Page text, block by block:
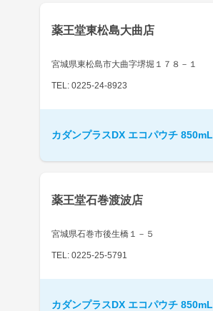
薬王堂東松島大曲店
宮城県東松島市大曲字堺堀１７８－１
TEL: 0225-24-8923
カダンプラスDX エコパウチ 850mL
薬王堂石巻渡波店
宮城県石巻市後生橋１－５
TEL: 0225-25-5791
カダンプラスDX エコパウチ 850mL